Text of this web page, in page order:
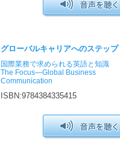
グローバルキャリアへのステップ
国際業務で求められる英語と知識
The Focus—Global Business
Communication
ISBN:9784384335415